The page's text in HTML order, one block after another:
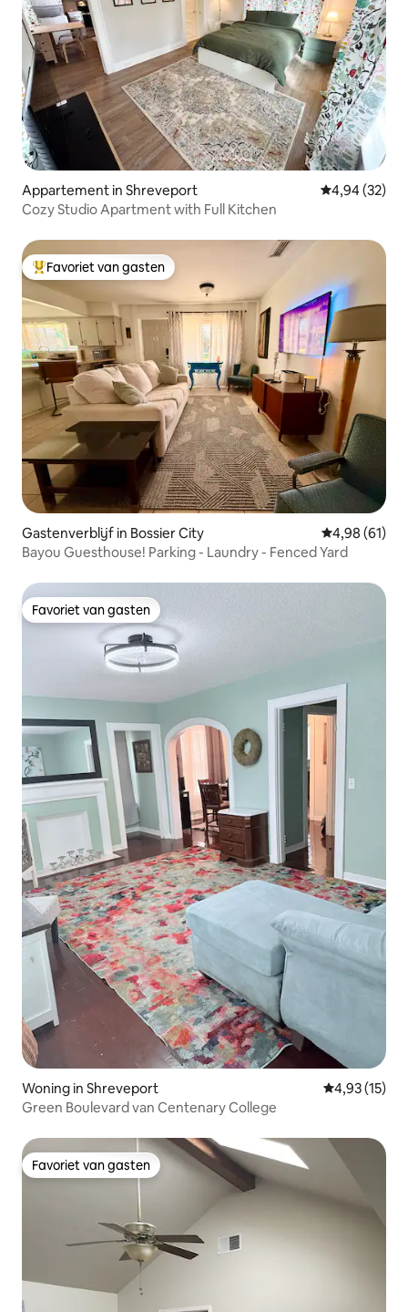
Appartement in Shreveport Gemiddelde
4,94 (32)
Cozy Studio Apartment with Full Kitchen
Topfavoriet van gasten
Favoriet van gasten
Gastenverblijf in Bossier City Gemiddelde
4,98 (61)
Bayou Guesthouse! Parking - Laundry - Fenced Yard
Favoriet van gasten
Favoriet van gasten
Woning in Shreveport Gemiddelde
4,93 (15)
Green Boulevard van Centenary College
Favoriet van gasten
Favoriet van gasten